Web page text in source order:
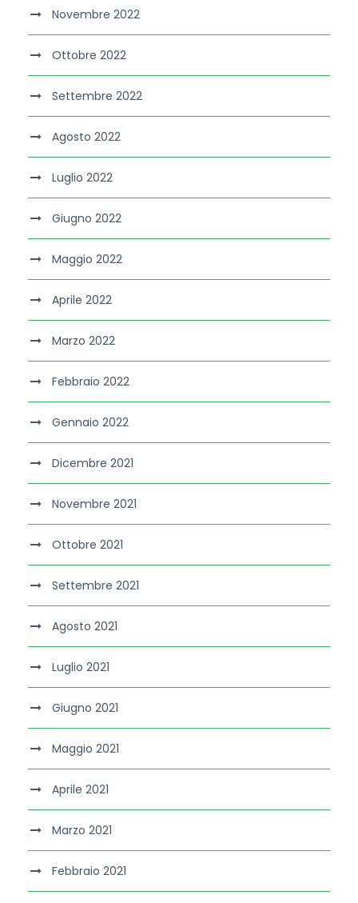
Novembre 2022
Ottobre 2022
Settembre 2022
Agosto 2022
Luglio 2022
Giugno 2022
Maggio 2022
Aprile 2022
Marzo 2022
Febbraio 2022
Gennaio 2022
Dicembre 2021
Novembre 2021
Ottobre 2021
Settembre 2021
Agosto 2021
Luglio 2021
Giugno 2021
Maggio 2021
Aprile 2021
Marzo 2021
Febbraio 2021